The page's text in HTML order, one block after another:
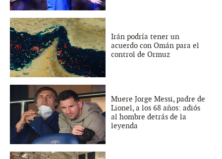
Irán podría tener un
acuerdo con Omán para el
control de Ormuz
Muere Jorge Messi, padre de
Lionel, a los 68 años: adiós
al hombre detrás de la
leyenda